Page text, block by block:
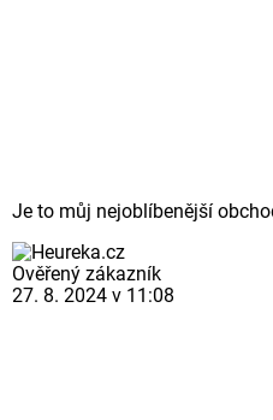
Je to můj nejoblíbenější
Ověřený zákazník
27. 8. 2024 v 11:08